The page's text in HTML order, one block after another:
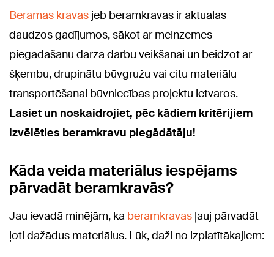
Beramās kravas jeb beramkravas ir aktuālas
daudzos gadījumos, sākot ar melnzemes
piegādāšanu dārza darbu veikšanai un beidzot ar
šķembu, drupinātu būvgružu vai citu materiālu
transportēšanai būvniecības projektu ietvaros.
Lasiet un noskaidrojiet, pēc kādiem kritērijiem
izvēlēties beramkravu piegādātāju!
Kāda veida materiālus iespējams
pārvadāt beramkravās?
Jau ievadā minējām, ka beramkravas ļauj pārvadāt
ļoti dažādus materiālus. Lūk, daži no izplatītākajiem: